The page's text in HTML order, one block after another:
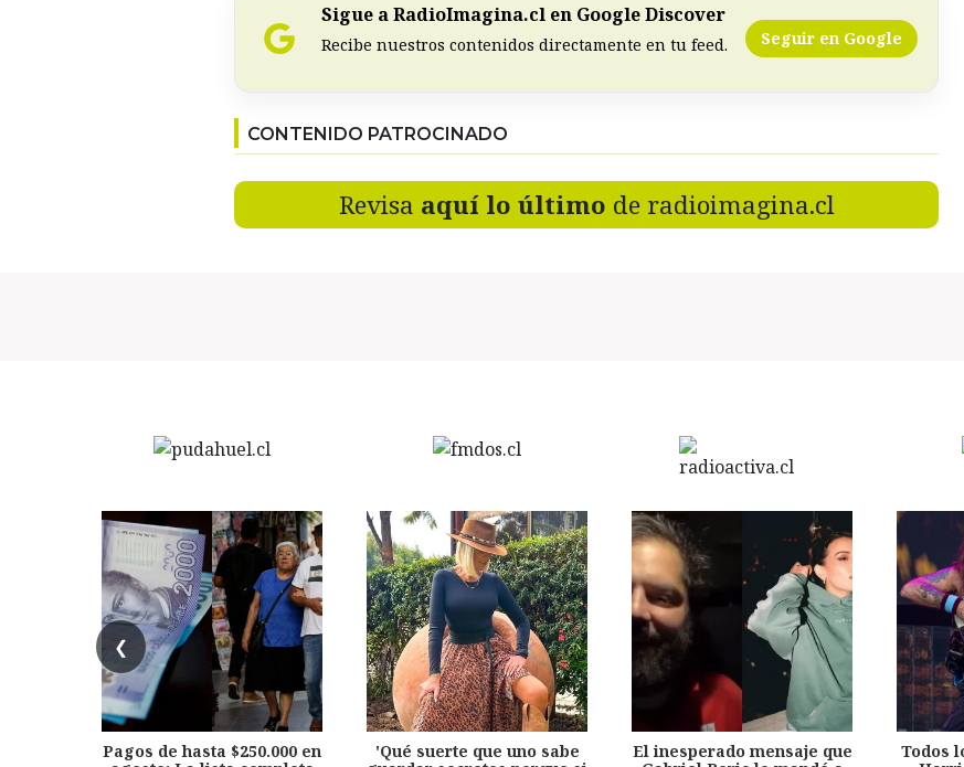
Sigue a RadioImagina.cl en Google Discover
Recibe nuestros contenidos directamente en tu feed. Seguir en Google
CONTENIDO PATROCINADO
Revisa aquí lo último de radioimagina.cl
❮
Pagos de hasta $250.000 en
'Qué suerte que uno sabe
El inesperado mensaje que
Todos